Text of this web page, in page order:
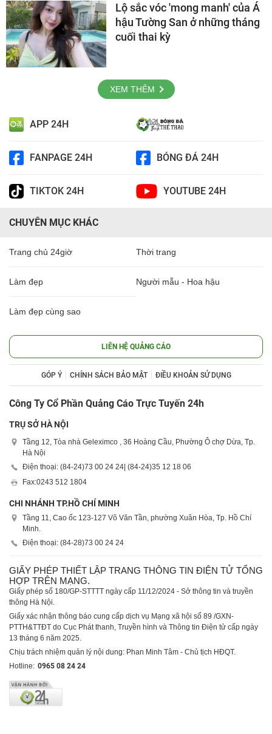
Lộ sắc vóc 'mong manh' của Á
hậu Tường San ở những tháng
cuối thai kỳ
XEM THÊM
APP 24H
FANPAGE 24H BÓNG ĐÁ 24H
TIKTOK 24H YOUTUBE 24H
CHUYÊN MỤC KHÁC
Trang chủ 24giờ Thời trang
Làm đẹp Người mẫu - Hoa hậu
Làm đẹp cùng sao
LIÊN HỆ QUẢNG CÁO
GÓP Ý CHÍNH SÁCH BẢO MẬT ĐIỀU KHOẢN SỬ DỤNG
Công Ty Cổ Phần Quảng Cáo Trực Tuyến 24h
TRỤ SỞ HÀ NỘI
Tầng 12, Tòa nhà Geleximco , 36 Hoàng Cầu, Phường Ô chợ Dừa, Tp.
Hà Nội
Điện thoại: (84-24)73 00 24 24| (84-24)35 12 18 06
Fax:0243 512 1804
CHI NHÁNH TP.HỒ CHÍ MINH
Tầng 11, Cao ốc 123-127 Võ Văn Tần, phường Xuân Hòa, Tp. Hồ Chí
Minh.
Điện thoại: (84-28)73 00 24 24
GIẤY PHÉP THIẾT LẬP TRANG THÔNG TIN ĐIỆN TỬ TỔNG
HỢP TRÊN MẠNG.
Giấy phép số 180/GP-STTTT ngày cấp 11/12/2024 - Sở thông tin và truyền
thông Hà Nội.
Giấy xác nhận thông báo cung cấp dịch vụ Mạng xã hội số 89 /GXN-
PTTH&TTĐT do Cục Phát thanh, Truyền hình và Thông tin Điện tử cấp ngày
13 tháng 6 năm 2025.
Chịu trách nhiệm quản lý nội dung: Phan Minh Tâm - Chủ tịch HĐQT.
Hotline: 0965 08 24 24